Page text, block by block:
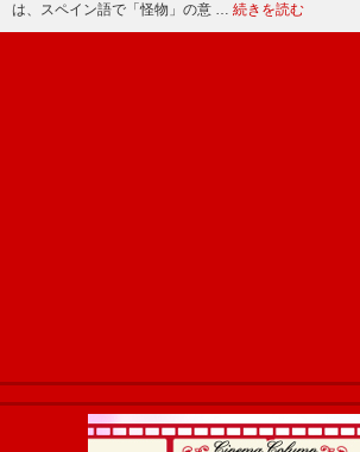
は、スペイン語で「怪物」の意 … 続きを読む